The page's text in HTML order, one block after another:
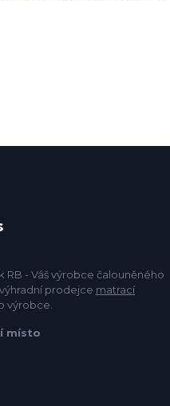
RB - Váš výrobce čalouněného
prodejce matrací
výrobce.
místo